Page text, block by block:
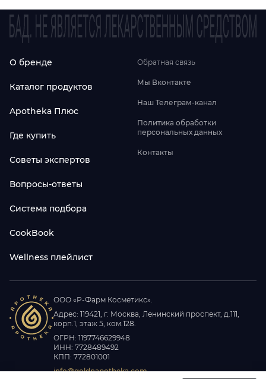
О бренде
Каталог продуктов
Apotheka Плюс
Где купить
Советы экспертов
Вопросы-ответы
Система подбора
CookBook
Wellness плейлист
Обратная связь
Мы Вконтакте
Наш Телеграм-канал
Политика обработки
персональных данных
Контакты
ООО «Р-Фарм Косметикс».
Адрес: 119421, г. Москва, Ленинский проспект, д.111,
корп.1, этаж 5, ком.128.
ОГРН: 1197746629948
ИНН: 7728489492
КПП: 772801001
info@goldnapotheka.com